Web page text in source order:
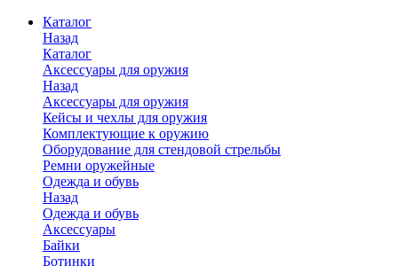
Каталог
Назад
Каталог
Аксессуары для оружия
Назад
Аксессуары для оружия
Кейсы и чехлы для оружия
Комплектующие к оружию
Оборудование для стендовой стрельбы
Ремни оружейные
Одежда и обувь
Назад
Одежда и обувь
Аксессуары
Байки
Ботинки